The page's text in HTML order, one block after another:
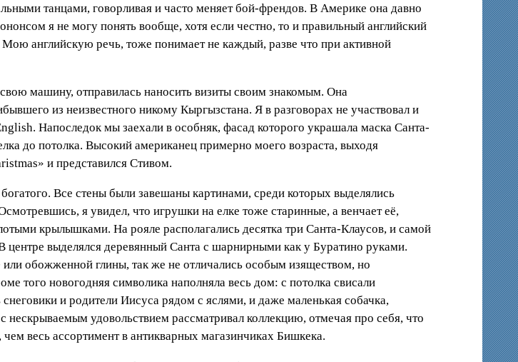
танцами, говорливая и часто меняет бой-френдов. В Америке она давно
я не могу понять вообще, хотя если честно, то и правильный английский
английскую речь, тоже понимает не каждый, разве что при активной
машину, отправилась наносить визиты своим знакомым. Она
из неизвестного никому Кыргызстана. Я в разговорах не участвовал и
Напоследок мы заехали в особняк, фасад которого украшала маска Санта-
до потолка. Высокий американец примерно моего возраста, выходя
и представился Стивом.
Все стены были завешаны картинами, среди которых выделялись
я увидел, что игрушки на елке тоже старинные, а венчает её,
крылышками. На рояле располагались десятка три Санта-Клаусов, и самой
центре выделялся деревянный Санта с шарнирными как у Буратино руками.
обожженной глины, так же не отличались особым изяществом, но
того новогодняя символика наполняла весь дом: с потолка свисали
и родители Иисуса рядом с яслями, и даже маленькая собачка,
удовольствием рассматривал коллекцию, отмечая про себя, что
весь ассортимент в антикварных магазинчиках Бишкека.